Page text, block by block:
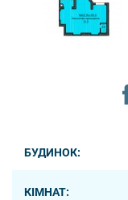
БУДИНОК:
КІМНАТ: